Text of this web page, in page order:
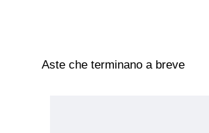
Aste che terminano a breve